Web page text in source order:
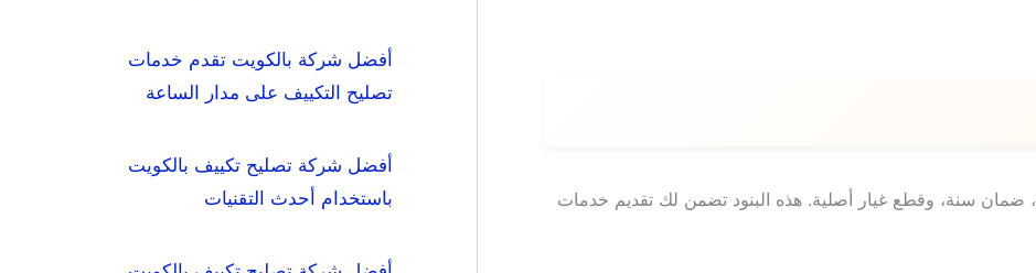
، ضمان سنة، وقطع غيار أصلية. هذه البنود تضمن لك تقديم خدمات
أفضل شركة بالكويت تقدم خدمات
تصليح التكييف على مدار الساعة
أفضل شركة تصليح تكييف بالكويت
باستخدام أحدث التقنيات